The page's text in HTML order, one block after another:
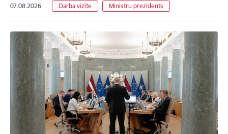
07.08.2026. Darba vizīte Ministru prezidents